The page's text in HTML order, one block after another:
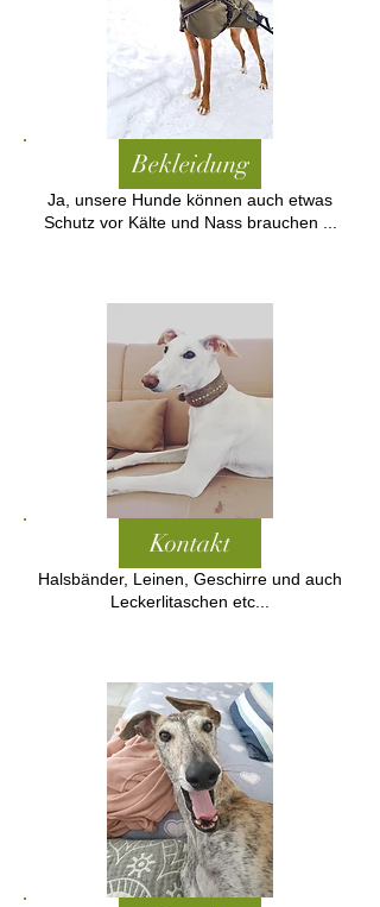
Bekleidung
Ja, unsere Hunde können auch etwas
Schutz vor Kälte und Nass brauchen ...
Kontakt
Halsbänder, Leinen, Geschirre und auch
Leckerlitaschen etc...